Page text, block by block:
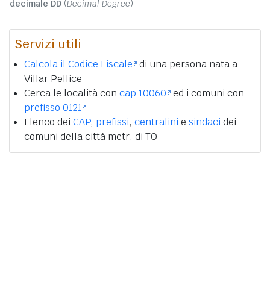
decimale DD (Decimal Degree).
Servizi utili
Calcola il Codice Fiscale di una persona nata a
Villar Pellice
Cerca le località con cap 10060 ed i comuni con
prefisso 0121
Elenco dei CAP, prefissi, centralini e sindaci dei
comuni della città metr. di TO